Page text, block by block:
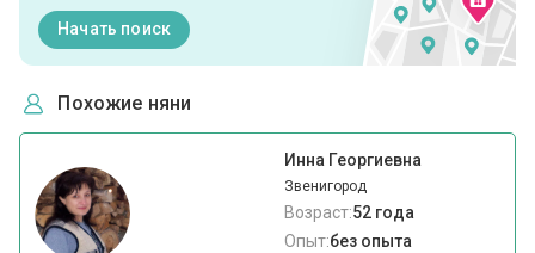
Начать поиск
Похожие няни
Инна Георгиевна
Звенигород
Возраст:52 года
Опыт:без опыта